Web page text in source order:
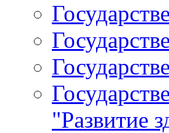
"Развитие